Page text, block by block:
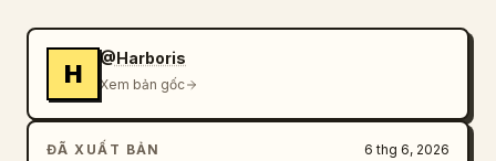
H
@Harboris
Xem bản gốc
ĐÃ XUẤT BẢN 6 thg 6, 2026